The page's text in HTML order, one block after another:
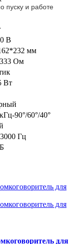
пуску и работе
В
мм
Ом
Вт
90°/60°/40°
Гц
для